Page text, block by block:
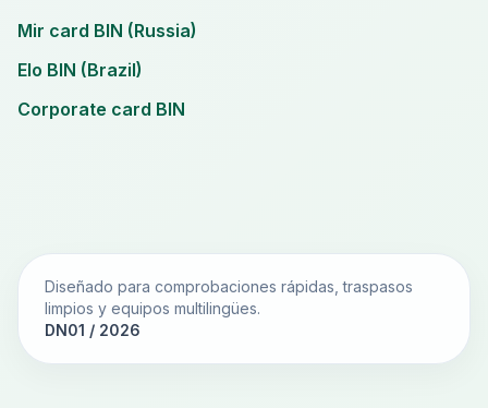
Mir card BIN (Russia)
Elo BIN (Brazil)
Corporate card BIN
Diseñado para comprobaciones rápidas, traspasos
limpios y equipos multilingües.
DN01 / 2026